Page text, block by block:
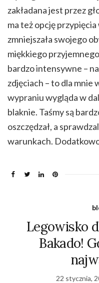
zakładana jest przez
ma też opcję
zmniejszała swojego
miękkiego
bardzo intensywne –
zdjęciach – to dla mnie
wypraniu wygląda w
blaknie. Taśmy są
oszczędzał, a
warunkach.
Legowisko
Bakado!
22 stycznia,